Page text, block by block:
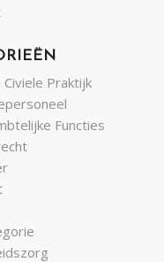
Praktijk
Functies